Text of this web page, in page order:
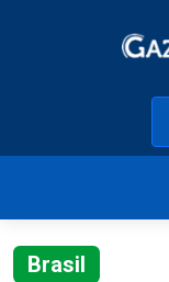
Brasil